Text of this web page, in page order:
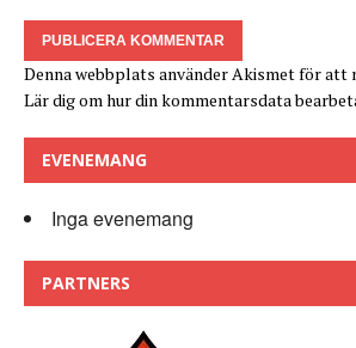
Denna webbplats använder Akismet för att
Lär dig om hur din kommentarsdata
EVENEMANG
Inga evenemang
PARTNERS